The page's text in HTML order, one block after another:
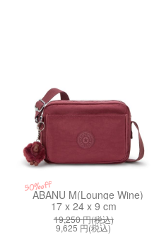
50%off
ABANU M(Lounge Wine)
17 x 24 x 9 cm
19,250円(税込)
9,625 円(税込)